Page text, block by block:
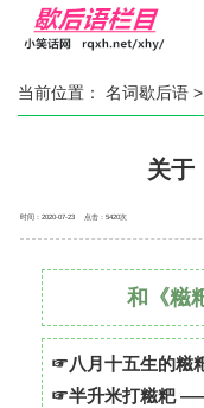
当前位置： 名词歇后语
关于
时间：2020-07-23 点击：5420次
和《糍
☞八月十五生的
☞半升米打糍粑